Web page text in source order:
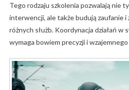
Tego rodzaju szkolenia pozwalająnie
interwencji, aletakżebudujązaufaniei
różnych służb. Koordynacja działań w
wymaga bowiem precyzjiiwzajemnego